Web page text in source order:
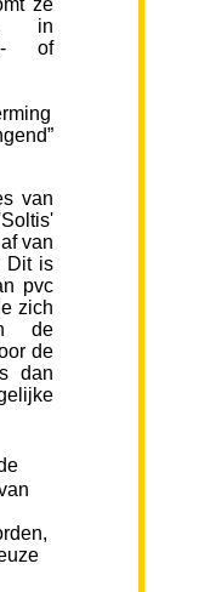
in
of
van
van
Dit is
pvc
zich
de
de
dan